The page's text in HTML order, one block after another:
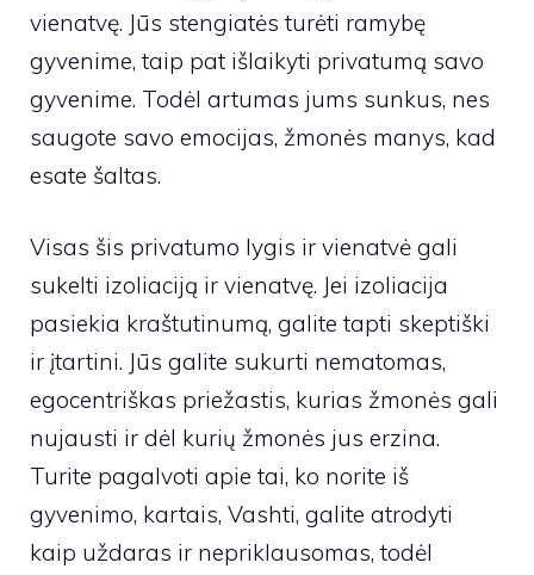
vienatvę. Jūs stengiatės turėti ramybę
gyvenime, taip pat išlaikyti privatumą savo
gyvenime. Todėl artumas jums sunkus, nes
saugote savo emocijas, žmonės manys, kad
esate šaltas.
Visas šis privatumo lygis ir vienatvė gali
sukelti izoliaciją ir vienatvę. Jei izoliacija
pasiekia kraštutinumą, galite tapti skeptiški
ir įtartini. Jūs galite sukurti nematomas,
egocentriškas priežastis, kurias žmonės gali
nujausti ir dėl kurių žmonės jus erzina.
Turite pagalvoti apie tai, ko norite iš
gyvenimo, kartais, Vashti, galite atrodyti
kaip uždaras ir nepriklausomas, todėl